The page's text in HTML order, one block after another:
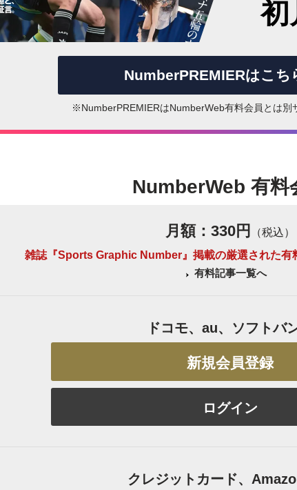
初
NumberPREMIERはこち
※NumberPREMIERはNumberWeb有料会員とは別
NumberWeb 有料
月額：330円
（税込）
雑誌『Sports Graphic Number』掲載の厳選された有
有料記事一覧へ
ドコモ、au、ソフトバ
新規会員登録
ログイン
クレジットカード、